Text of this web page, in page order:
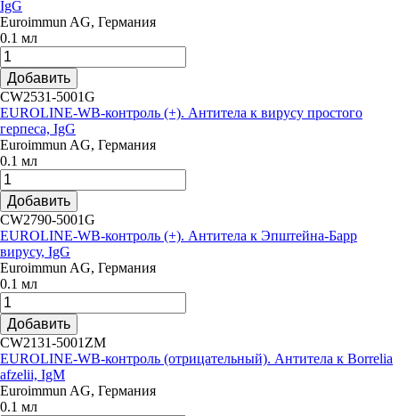
IgG
Euroimmun AG, Германия
0.1 мл
Добавить
CW2531-5001G
EUROLINE-WB-контроль (+). Антитела к вирусу простого
герпеса, IgG
Euroimmun AG, Германия
0.1 мл
Добавить
CW2790-5001G
EUROLINE-WB-контроль (+). Антитела к Эпштейна-Барр
вирусу, IgG
Euroimmun AG, Германия
0.1 мл
Добавить
CW2131-5001ZM
EUROLINE-WB-контроль (отрицательный). Антитела к Borrelia
afzelii, IgM
Euroimmun AG, Германия
0.1 мл